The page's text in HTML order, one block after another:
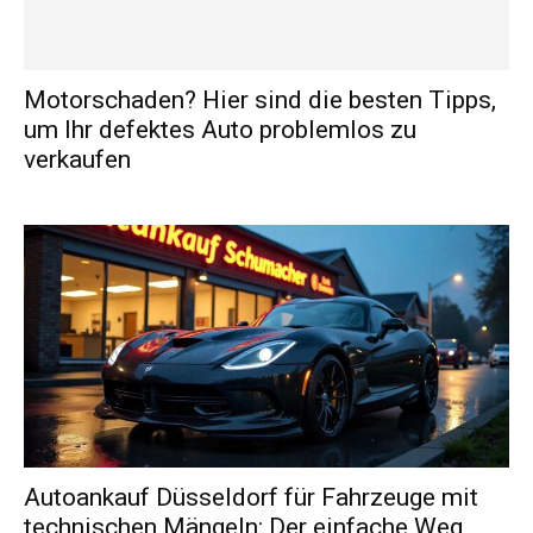
Motorschaden? Hier sind die besten Tipps,
um Ihr defektes Auto problemlos zu
verkaufen
Autoankauf Düsseldorf für Fahrzeuge mit
technischen Mängeln: Der einfache Weg,